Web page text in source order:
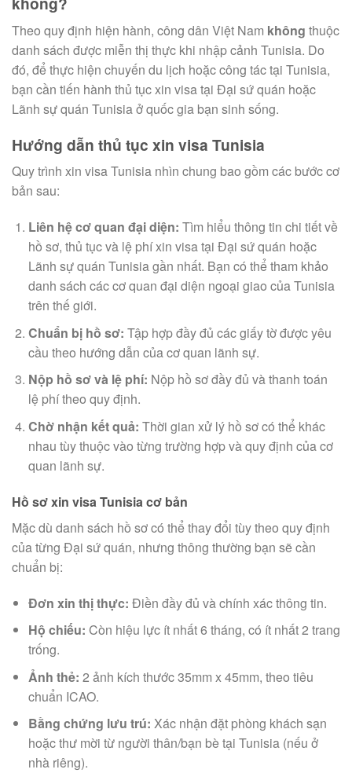
Theo quy định hiện hành, công dân Việt Nam không thuộc
danh sách được miễn thị thực khi nhập cảnh Tunisia. Do
đó, để thực hiện chuyến du lịch hoặc công tác tại Tunisia,
bạn cần tiến hành thủ tục xin visa tại Đại sứ quán hoặc
Lãnh sự quán Tunisia ở quốc gia bạn sinh sống.
Hướng dẫn thủ tục xin visa Tunisia
Quy trình xin visa Tunisia nhìn chung bao gồm các bước cơ
bản sau:
Liên hệ cơ quan đại diện: Tìm hiểu thông tin chi tiết về
hồ sơ, thủ tục và lệ phí xin visa tại Đại sứ quán hoặc
Lãnh sự quán Tunisia gần nhất. Bạn có thể tham khảo
danh sách các cơ quan đại diện ngoại giao của Tunisia
trên thế giới.
Chuẩn bị hồ sơ: Tập hợp đầy đủ các giấy tờ được yêu
cầu theo hướng dẫn của cơ quan lãnh sự.
Nộp hồ sơ và lệ phí: Nộp hồ sơ đầy đủ và thanh toán
lệ phí theo quy định.
Chờ nhận kết quả: Thời gian xử lý hồ sơ có thể khác
nhau tùy thuộc vào từng trường hợp và quy định của cơ
quan lãnh sự.
Hồ sơ xin visa Tunisia cơ bản
Mặc dù danh sách hồ sơ có thể thay đổi tùy theo quy định
của từng Đại sứ quán, nhưng thông thường bạn sẽ cần
chuẩn bị:
Đơn xin thị thực: Điền đầy đủ và chính xác thông tin.
Hộ chiếu: Còn hiệu lực ít nhất 6 tháng, có ít nhất 2 trang
trống.
Ảnh thẻ: 2 ảnh kích thước 35mm x 45mm, theo tiêu
chuẩn ICAO.
Bằng chứng lưu trú: Xác nhận đặt phòng khách sạn
hoặc thư mời từ người thân/bạn bè tại Tunisia (nếu ở
nhà riêng).